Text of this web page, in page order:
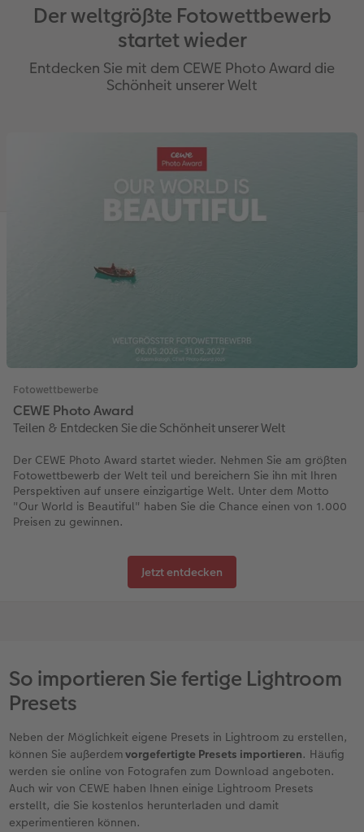
Der weltgrößte Fotowettbewerb
startet wieder
Entdecken Sie mit dem CEWE Photo Award die
Schönheit unserer Welt
Fotowettbewerbe
CEWE Photo Award
Teilen & Entdecken Sie die Schönheit unserer Welt
Der CEWE Photo Award startet wieder. Nehmen Sie am größten
Fotowettbewerb der Welt teil und bereichern Sie ihn mit Ihren
Perspektiven auf unsere einzigartige Welt. Unter dem Motto
"Our World is Beautiful" haben Sie die Chance einen von 1.000
Preisen zu gewinnen.
Jetzt entdecken
So importieren Sie fertige Lightroom
Presets
Neben der Möglichkeit eigene Presets in Lightroom zu erstellen,
können Sie außerdemvorgefertigte Presets importieren. Häufig
werden sie online von Fotografen zum Download angeboten.
Auch wir von CEWE haben Ihnen einige Lightroom Presets
erstellt, die Sie kostenlos herunterladen und damit
experimentieren können.